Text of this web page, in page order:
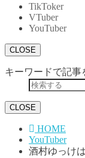
TikToker
VTuber
YouTuber
CLOSE
キーワードで記事
CLOSE
HOME
YouTuber
酒村ゆっけ